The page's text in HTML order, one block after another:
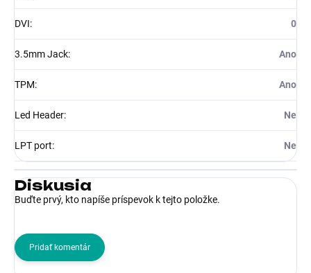
DVI: 0
3.5mm Jack: Ano
TPM: Ano
Led Header: Ne
LPT port: Ne
Diskusia
Buďte prvý, kto napíše príspevok k tejto položke.
Pridať komentár